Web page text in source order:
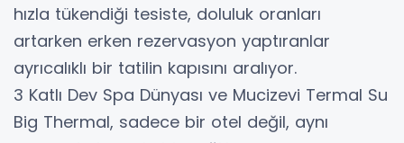
hızla tükendiği tesiste, doluluk oranları
artarken erken rezervasyon yaptıranlar
ayrıcalıklı bir tatilin kapısını aralıyor.
​3 Katlı Dev Spa Dünyası ve Mucizevi Termal Su
​Big Thermal, sadece bir otel değil, aynı